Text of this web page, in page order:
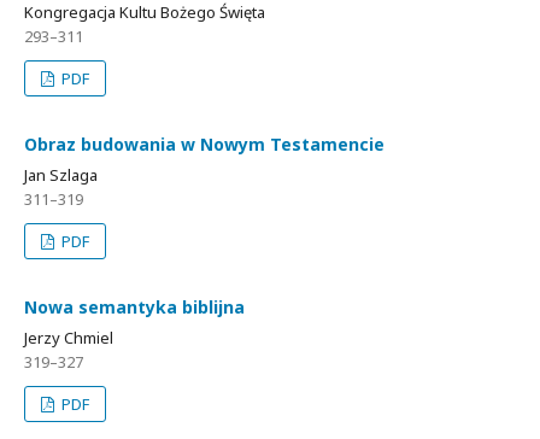
Kongregacja Kultu Bożego Święta
293–311
PDF
Obraz budowania w Nowym Testamencie
Jan Szlaga
311–319
PDF
Nowa semantyka biblijna
Jerzy Chmiel
319–327
PDF